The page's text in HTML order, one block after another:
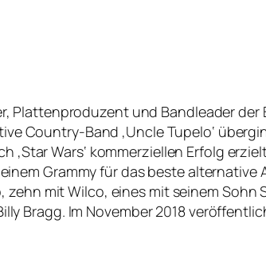
Plattenproduzent und Bandleader der
Country-Band ‚Uncle Tupelo‘
‚Star Wars‘ kommerziellen Erfolg
Grammy für das beste alternative
mit Wilco, eines mit seinem Sohn
Bragg. Im November 2018